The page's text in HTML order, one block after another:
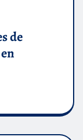
de